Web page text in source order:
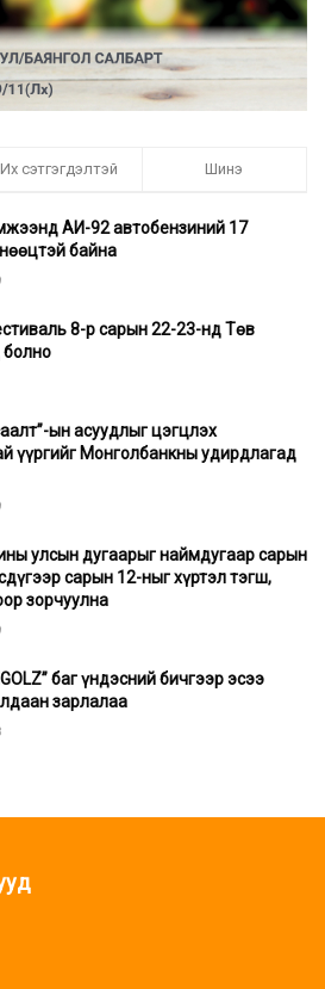
Их сэтгэгдэлтэй Шинэ
АИ-92 автобензиний 17
байна
8-р сарын 22-23-нд Төв
болно
ын асуудлыг цэгцлэх
үүргийг Монголбанкны удирдлагад
улсын дугаарыг наймдугаар сарын
сарын 12-ныг хүртэл тэгш,
зорчуулна
баг үндэсний бичгээр эсээ
зарлалаа